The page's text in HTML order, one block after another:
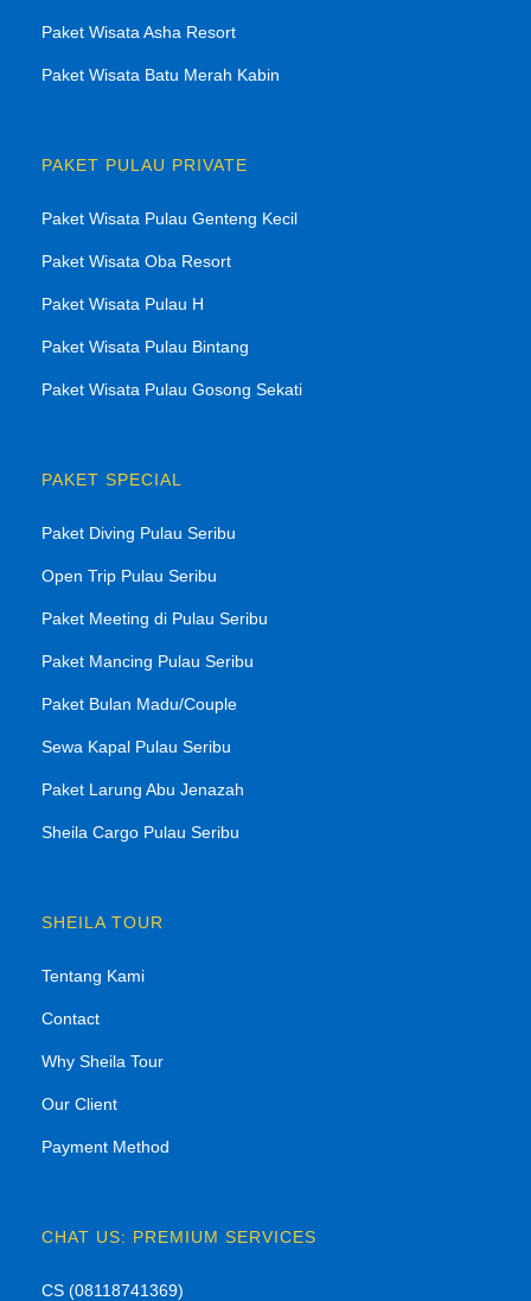
Paket Wisata Asha Resort
Paket Wisata Batu Merah Kabin
PAKET PULAU PRIVATE
Paket Wisata Pulau Genteng Kecil
Paket Wisata Oba Resort
Paket Wisata Pulau H
Paket Wisata Pulau Bintang
Paket Wisata Pulau Gosong Sekati
PAKET SPECIAL
Paket Diving Pulau Seribu
Open Trip Pulau Seribu
Paket Meeting di Pulau Seribu
Paket Mancing Pulau Seribu
Paket Bulan Madu/Couple
Sewa Kapal Pulau Seribu
Paket Larung Abu Jenazah
Sheila Cargo Pulau Seribu
SHEILA TOUR
Tentang Kami
Contact
Why Sheila Tour
Our Client
Payment Method
CHAT US: PREMIUM SERVICES
CS (08118741369)